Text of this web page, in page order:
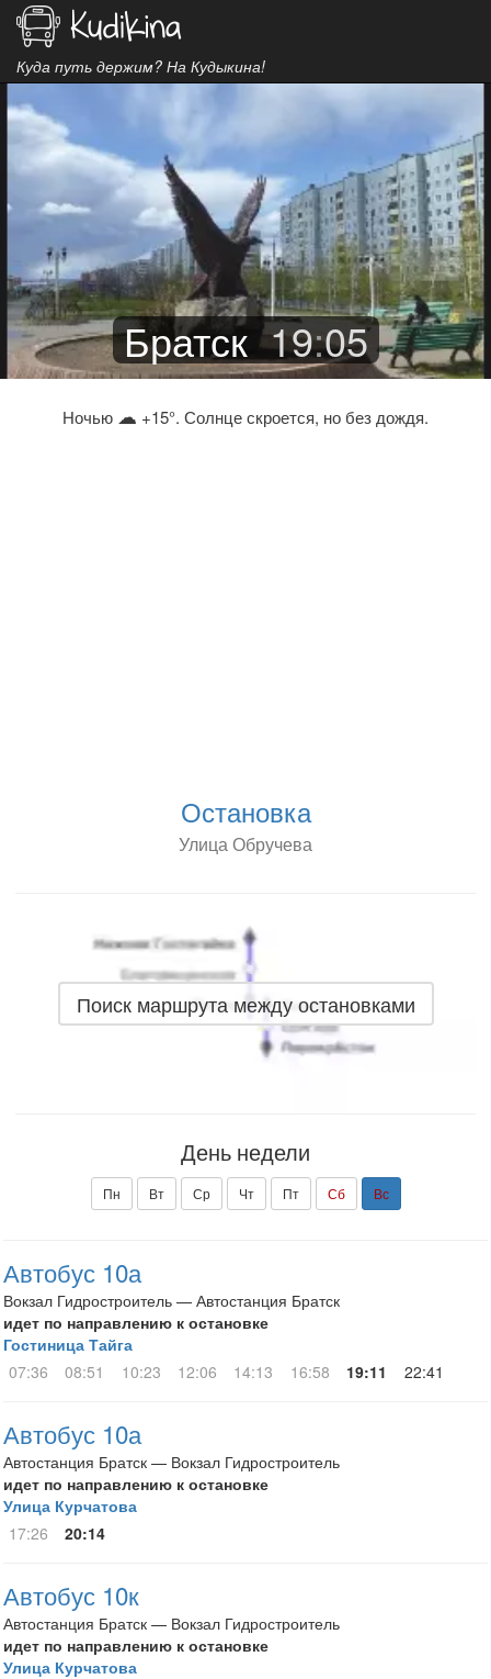
Куда путь держим? На Кудыкина!
Братск 19:05
Ночью ☁ +15°. Солнце скроется, но без дождя.
Остановка
Улица Обручева
Поиск маршрута между остановками
День недели
Пн Вт Ср Чт Пт Сб Вс
Автобус 10а
Вокзал Гидростроитель — Автостанция Братск
идет по направлению к остановке
Гостиница Тайга
07:36
08:51 10:23 12:06 14:13 16:58 19:11 22:41
Автобус 10а
Автостанция Братск — Вокзал Гидростроитель
идет по направлению к остановке
Улица Курчатова
17:26
20:14
Автобус 10к
Автостанция Братск — Вокзал Гидростроитель
идет по направлению к остановке
Улица Курчатова